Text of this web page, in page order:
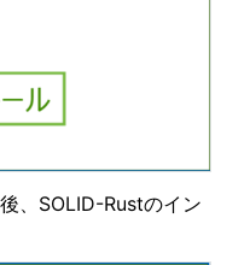
、SOLID-Rustのイン